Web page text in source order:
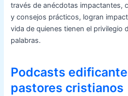
través de anécdotas impactantes,
y consejos prácticos, logran
vida de quienes tienen el privilegio
palabras.
Podcasts
pastores cristianos